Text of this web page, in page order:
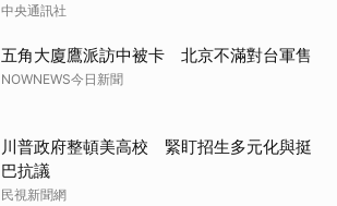
中央通訊社
五角大廈鷹派訪中被卡 北京不滿對台軍售
NOWNEWS今日新聞
川普政府整頓美高校 緊盯招生多元化與挺
巴抗議
民視新聞網